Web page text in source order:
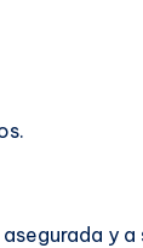
y a